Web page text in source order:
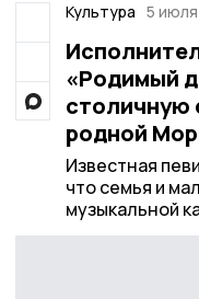
Культура 5
«Родимый
столичную
родной
Известная
что семья и
музыкальной